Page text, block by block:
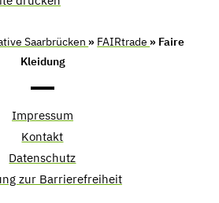
Saarbrücken » FAIRtrade » Faire
Kleidung
Impressum
Kontakt
Datenschutz
zur Barrierefreiheit